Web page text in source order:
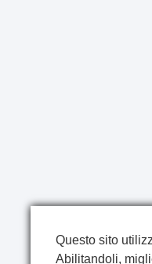
Questo sito
Abilitandoli,